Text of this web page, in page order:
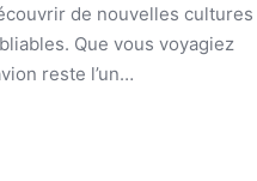
de nouvelles cultures
Que vous voyagiez
reste l’un…